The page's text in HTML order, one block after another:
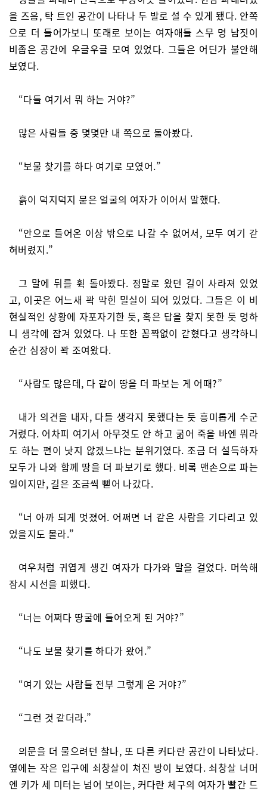
을 즈음, 탁 트인 공간이 나타나 두 발로 설 수 있게 됐다. 안쪽
으로 더 들어가보니 또래로 보이는 여자애들 스무 명 남짓이
비좁은 공간에 우글우글 모여 있었다. 그들은 어딘가 불안해
보였다.
“다들 여기서 뭐 하는 거야?”
많은 사람들 중 몇몇만 내 쪽으로 돌아봤다.
“보물 찾기를 하다 여기로 모였어.”
흙이 덕지덕지 묻은 얼굴의 여자가 이어서 말했다.
“안으로 들어온 이상 밖으로 나갈 수 없어서, 모두 여기 갇
혀버렸지.”
그 말에 뒤를 휙 돌아봤다. 정말로 왔던 길이 사라져 있었
고, 이곳은 어느새 꽉 막힌 밀실이 되어 있었다. 그들은 이 비
현실적인 상황에 자포자기한 듯, 혹은 답을 찾지 못한 듯 멍하
니 생각에 잠겨 있었다. 나 또한 꼼짝없이 갇혔다고 생각하니
순간 심장이 꽉 조여왔다.
“사람도 많은데, 다 같이 땅을 더 파보는 게 어때?”
내가 의견을 내자, 다들 생각지 못했다는 듯 흥미롭게 수군
거렸다. 어차피 여기서 아무것도 안 하고 굶어 죽을 바엔 뭐라
도 하는 편이 낫지 않겠느냐는 분위기였다. 조금 더 설득하자
모두가 나와 함께 땅을 더 파보기로 했다. 비록 맨손으로 파는
일이지만, 길은 조금씩 뻗어 나갔다.
“너 아까 되게 멋졌어. 어쩌면 너 같은 사람을 기다리고 있
었을지도 몰라.”
여우처럼 귀엽게 생긴 여자가 다가와 말을 걸었다. 머쓱해
잠시 시선을 피했다.
“너는 어쩌다 땅굴에 들어오게 된 거야?”
“나도 보물 찾기를 하다가 왔어.”
“여기 있는 사람들 전부 그렇게 온 거야?”
“그런 것 같더라.”
의문을 더 물으려던 찰나, 또 다른 커다란 공간이 나타났다.
옆에는 작은 입구에 쇠창살이 쳐진 방이 보였다. 쇠창살 너머
엔 키가 세 미터는 넘어 보이는, 커다란 체구의 여자가 빨간 드